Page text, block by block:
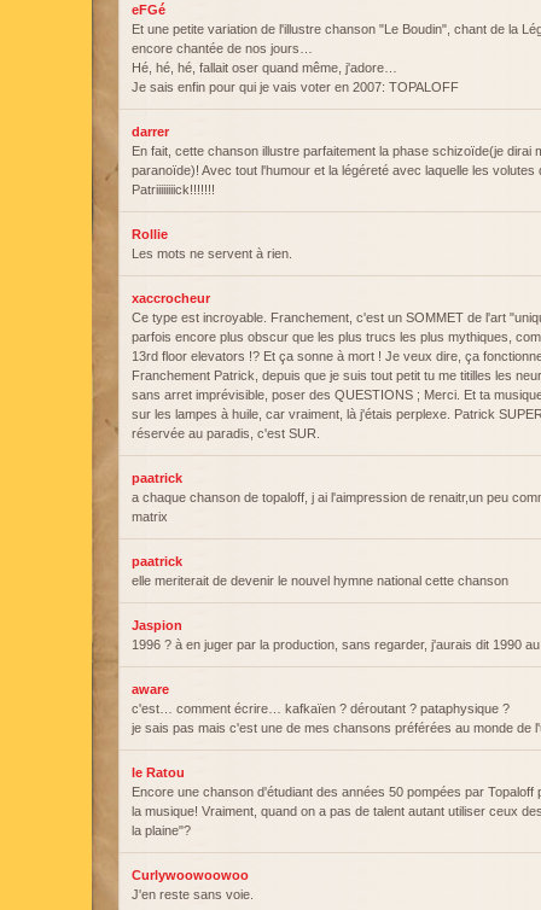
eFGé
Et une petite variation de l'illustre chanson "Le Boudin", chant de la
encore chantée de nos jours…
Hé, hé, hé, fallait oser quand même, j'adore…
Je sais enfin pour qui je vais voter en 2007: TOPALOFF
darrer
En fait, cette chanson illustre parfaitement la phase schizoïde(je dirai
paranoïde)! Avec tout l'humour et la légéreté avec laquelle les
Patriiiiiiiick!!!!!!!
Rollie
Les mots ne servent à rien.
xaccrocheur
Ce type est incroyable. Franchement, c'est un SOMMET de l'art
parfois encore plus obscur que les plus trucs les plus mythiques,
13rd floor elevators !? Et ça sonne à mort ! Je veux dire, ça
Franchement Patrick, depuis que je suis tout petit tu me titilles les
sans arret imprévisible, poser des QUESTIONS ; Merci. Et ta
sur les lampes à huile, car vraiment, là j'étais perplexe. Patrick
réservée au paradis, c'est SUR.
paatrick
a chaque chanson de topaloff, j ai l'aimpression de renaitr,un peu
matrix
paatrick
elle meriterait de devenir le nouvel hymne national cette chanson
Jaspion
1996 ? à en juger par la production, sans regarder, j'aurais dit 1990
aware
c'est… comment écrire… kafkaïen ? déroutant ? pataphysique ?
je sais pas mais c'est une de mes chansons préférées au monde de
le Ratou
Encore une chanson d'étudiant des années 50 pompées par Topaloff
la musique! Vraiment, quand on a pas de talent autant utiliser ceux
la plaine"?
Curlywoowoowoo
J'en reste sans voie.